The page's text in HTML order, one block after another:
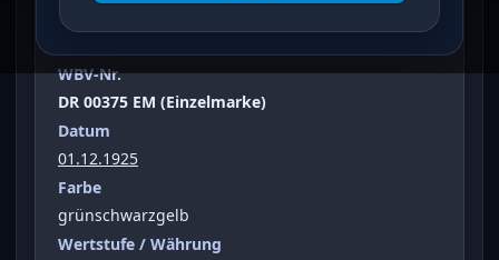
Sammelgebiet
WBV-Nr.
DR 00375 EM (Einzelmarke)
Datum
01.12.1925
Farbe
grünschwarzgelb
Wertstufe / Währung